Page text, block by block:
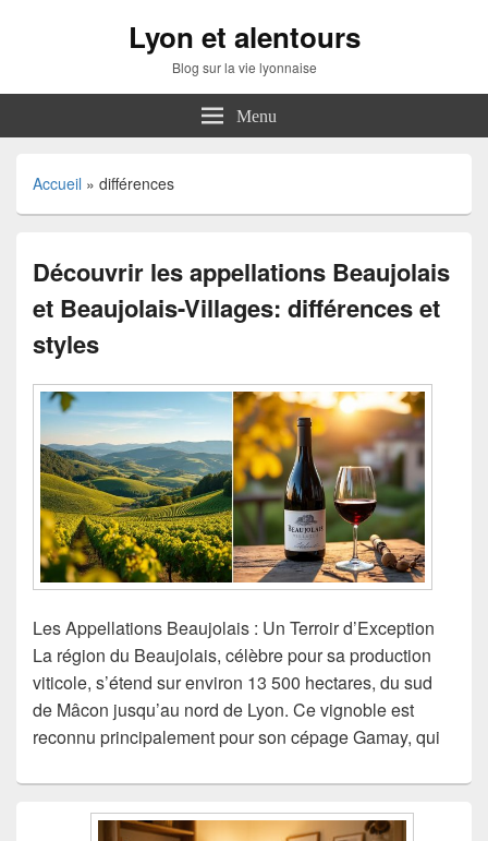
Lyon et alentours
Blog sur la vie lyonnaise
Menu
Accueil » différences
Découvrir les appellations Beaujolais
et Beaujolais-Villages: différences et
styles
Les Appellations Beaujolais : Un Terroir d’Exception
La région du Beaujolais, célèbre pour sa production
viticole, s’étend sur environ 13 500 hectares, du sud
de Mâcon jusqu’au nord de Lyon. Ce vignoble est
reconnu principalement pour son cépage Gamay, qui